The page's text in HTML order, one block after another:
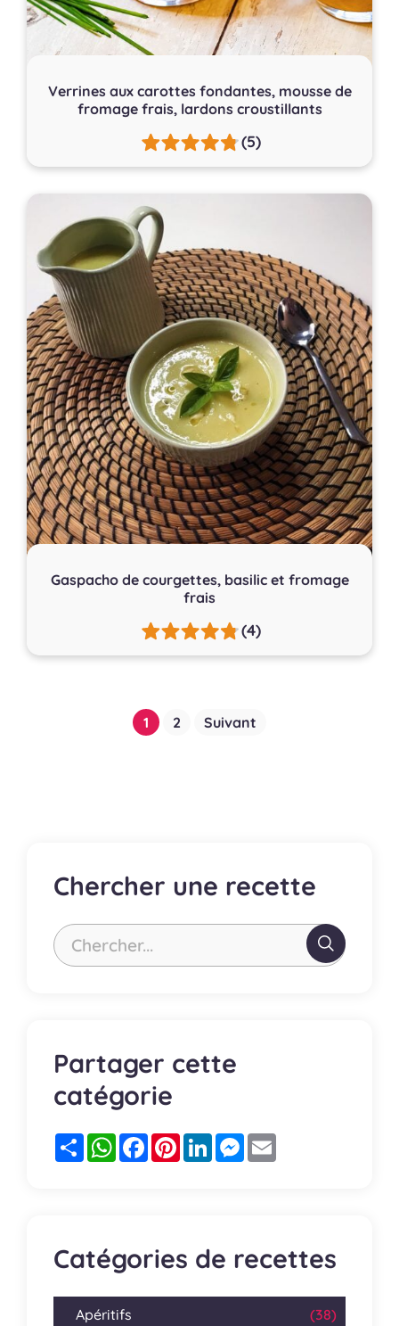
Verrines aux carottes fondantes, mousse de
fromage frais, lardons croustillants
(5)
Gaspacho de courgettes, basilic et fromage
frais
(4)
Pagination
1 2 Suivant
Chercher une recette
Chercher...
Partager cette
catégorie
PartagerWhatsApp
FacebookPinterestLinkedInMessenger
Catégories de recettes
Apéritifs (38)